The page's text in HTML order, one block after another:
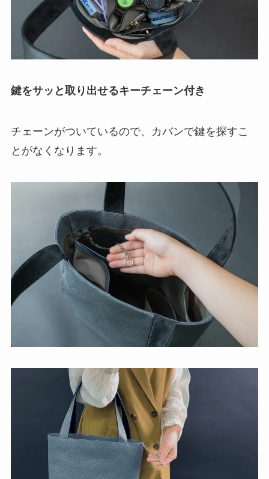
チェーンがついているので、カバンで鍵を探すこ
とがなくなります。
荷物が少ない時には、カバンの口を閉めれるマグ
ネットホックを付属しています。中身が飛び出す
リスクを軽減できます。